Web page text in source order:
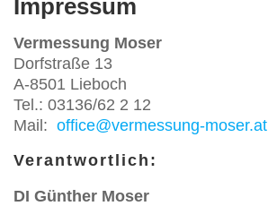
Impressum
Vermessung Moser
Dorfstraße 13
A-8501 Lieboch
Tel.: 03136/62 2 12
Mail: office@vermessung-moser.at
Verantwortlich:
DI Günther Moser